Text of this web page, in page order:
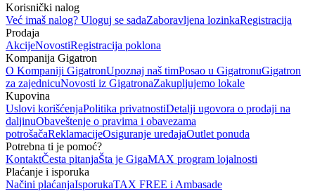
Korisnički nalog
Već imaš nalog? Uloguj se sadaZaboravljena lozinkaRegistracija
Prodaja
AkcijeNovostiRegistracija poklona
Kompanija Gigatron
O Kompaniji GigatronUpoznaj naš timPosao u GigatronuGigatron
za zajednicuNovosti iz GigatronaZakupljujemo lokale
Kupovina
Uslovi korišćenjaPolitika privatnostiDetalji ugovora o prodaji na
daljinuObaveštenje o pravima i obavezama
potrošačaReklamacijeOsiguranje uređajaOutlet ponuda
Potrebna ti je pomoć?
KontaktČesta pitanjaŠta je GigaMAX program lojalnosti
Plaćanje i isporuka
Načini plaćanjaIsporukaTAX FREE i Ambasade